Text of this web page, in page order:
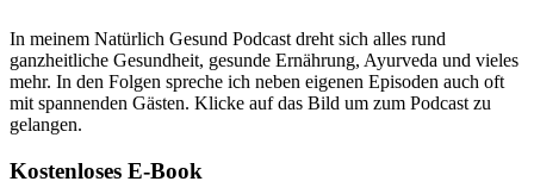
In meinem Natürlich Gesund Podcast dreht sich alles rund
ganzheitliche Gesundheit, gesunde Ernährung, Ayurveda und vieles
mehr. In den Folgen spreche ich neben eigenen Episoden auch oft
mit spannenden Gästen. Klicke auf das Bild um zum Podcast zu
gelangen.
Kostenloses E-Book